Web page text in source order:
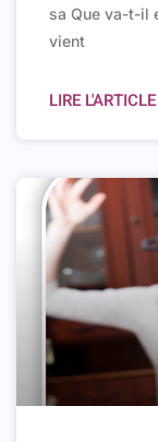
sa Que va-t-il
vient
LIRE L'ARTICLE